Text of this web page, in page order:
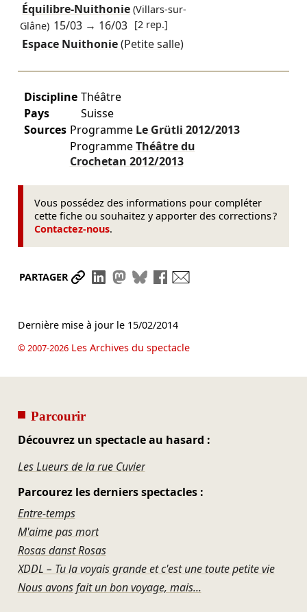
Équilibre-Nuithonie(Villars-sur-
Glâne) 15/03 → 16/03 [2 rep.]
Espace Nuithonie(Petite salle)
Discipline Théâtre
Pays
Suisse
Sources Programme Le Grütli 2012/2013
ProgrammeThéâtre du
Crochetan 2012/2013
Vous possédez des informations pour compléter
cette fiche ou souhaitez y apporter des corrections ?
Contactez-nous.
PARTAGER Partager le lien
Partager sur LinkedIn
Partager sur Mastodon
Partager sur Bluesky
Partager sur Facebook
Dernière mise à jour le 15/02/2014
© 2007-2026Les Archives du spectacle
Parcourir
Découvrez un spectacle au hasard :
Les Lueurs de la rue Cuvier
Parcourez les derniers spectacles :
Entre-temps
M'aime pas mort
Rosas danst Rosas
XDDL – Tu la voyais grande et c'est une toute petite vie
Nous avons fait un bon voyage, mais...